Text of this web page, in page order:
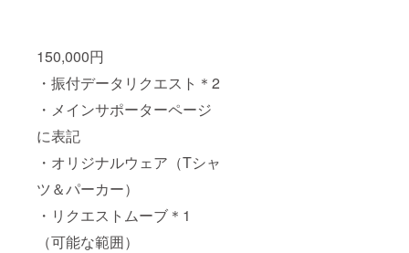
150,000円
・振付データリクエスト＊2
・メインサポーターページ
に表記
・オリジナルウェア（Tシャ
ツ＆パーカー）
・リクエストムーブ＊1
（可能な範囲）